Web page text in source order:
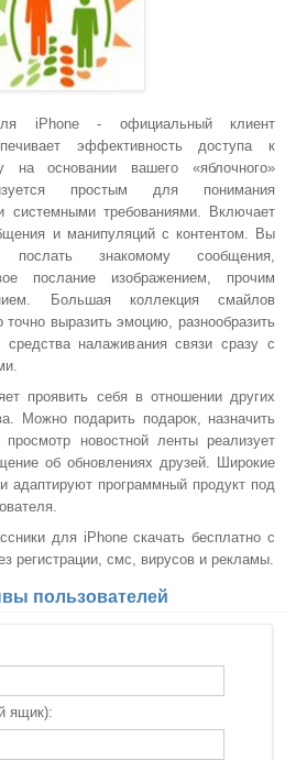
iPhone - официальный клиент
эффективность доступа к
на основании вашего «яблочного»
простым для понимания
системными требованиями. Включает
и манипуляций с контентом. Вы
послать знакомому сообщения,
послание изображением, прочим
Большая коллекция смайлов
точно выразить эмоцию, разнообразить
средства налаживания связи сразу с
проявить себя в отношении других
Можно подарить подарок, назначить
новостной ленты реализует
об обновлениях друзей. Широкие
адаптируют программный продукт под
для iPhone скачать бесплатно с
регистрации, смс, вирусов и рекламы.
пользователей
ящик):